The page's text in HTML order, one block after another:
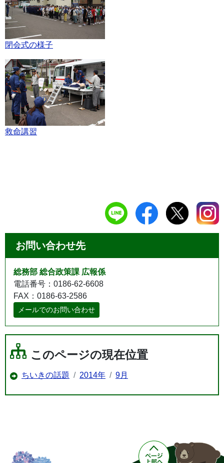
閉会式の様子
救命講習
お問い合わせ先
総務部 総合政策課 広報係
電話番号：0186-62-6608
FAX：0186-63-2586
メールでのお問い合わせ
このページの現在位置
ちいきの話題 2014年 9月